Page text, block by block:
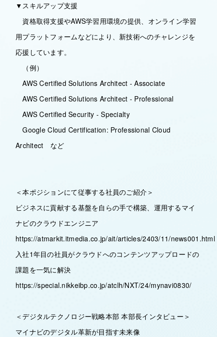
▼スキルアップ支援
資格取得支援やAWS学習用環境の提供、オンライン学習
用プラットフォームなどにより、新技術へのチャレンジを
応援しています。
（例）
AWS Certified Solutions Architect - Associate
AWS Certified Solutions Architect - Professional
AWS Certified Security - Specialty
Google Cloud Certification: Professional Cloud
Architect など
＜本ポジションにて従事する社員のご紹介＞
ビジネスに貢献する基盤を自らの手で構築、運用するマイ
ナビのクラウドエンジニア
https://atmarkit.itmedia.co.jp/ait/articles/2403/11/news001.html
入社1年目の社員がクラウドへのコンテンツアップロードの
課題を一気に解決
https://special.nikkeibp.co.jp/atclh/NXT/24/mynavi0830/
＜デジタルテクノロジー戦略本部 本部長インタビュー＞
マイナビのデジタル革新が目指す未来像